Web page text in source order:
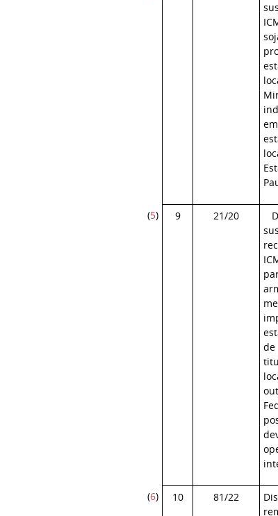
em
(5) 9 21/20
(6) 10 81/22